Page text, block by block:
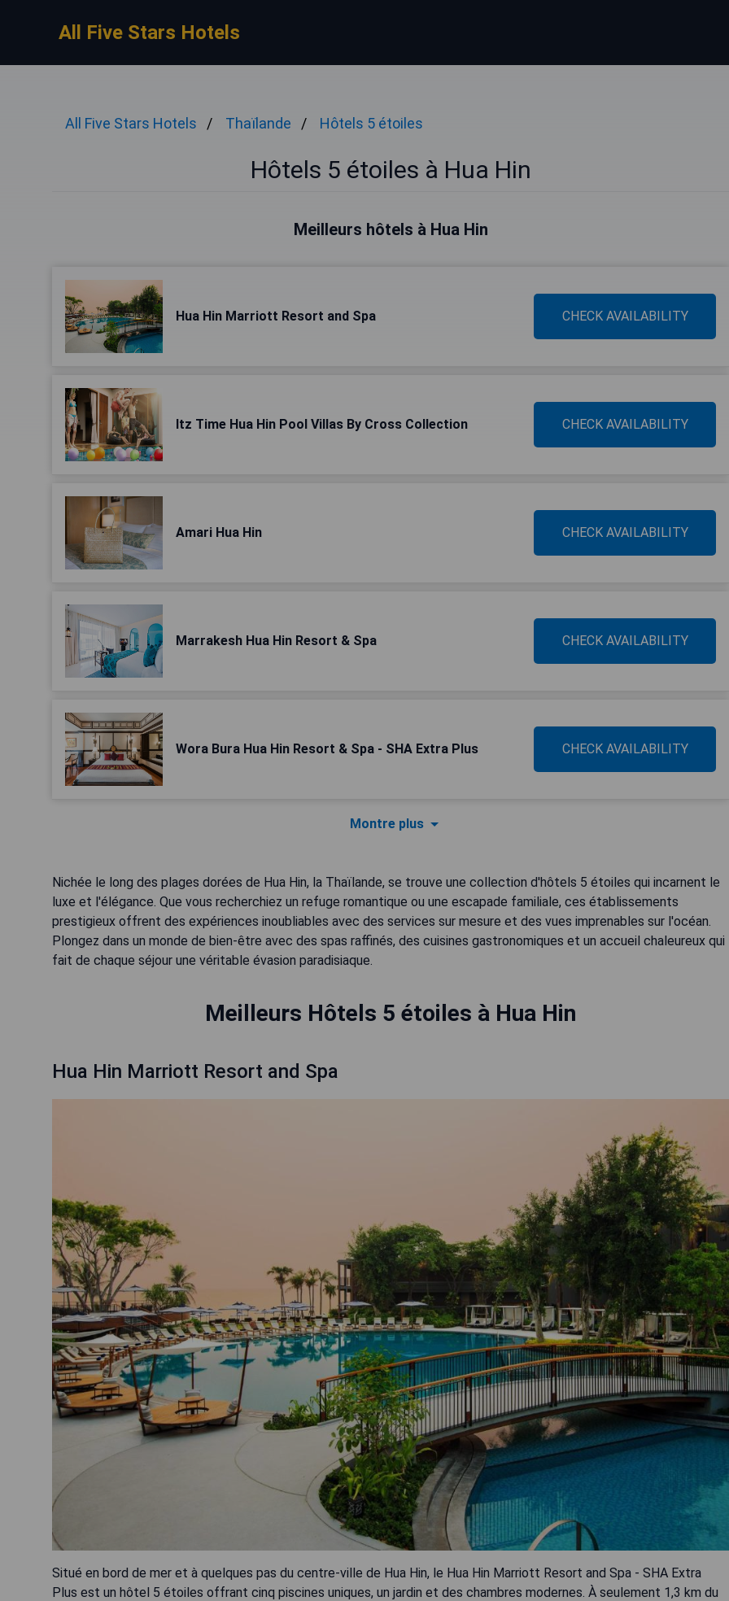
All Five Stars Hotels
All Five Stars Hotels Thaïlande Hôtels 5 étoiles
Hôtels 5 étoiles à Hua Hin
Meilleurs hôtels à Hua Hin
Hua Hin Marriott Resort and Spa CHECK AVAILABILITY
Itz Time Hua Hin Pool Villas By Cross Collection CHECK AVAILABILITY
Amari Hua Hin CHECK AVAILABILITY
Marrakesh Hua Hin Resort & Spa CHECK AVAILABILITY
Wora Bura Hua Hin Resort & Spa - SHA Extra Plus CHECK AVAILABILITY
Montre plus
Nichée le long des plages dorées de Hua Hin, la Thaïlande, se trouve une collection d'hôtels 5 étoiles qui incarnent le
luxe et l'élégance. Que vous recherchiez un refuge romantique ou une escapade familiale, ces établissements
prestigieux offrent des expériences inoubliables avec des services sur mesure et des vues imprenables sur l'océan.
Plongez dans un monde de bien-être avec des spas raffinés, des cuisines gastronomiques et un accueil chaleureux qui
fait de chaque séjour une véritable évasion paradisiaque.
Meilleurs Hôtels 5 étoiles à Hua Hin
Hua Hin Marriott Resort and Spa
Situé en bord de mer et à quelques pas du centre-ville de Hua Hin, le Hua Hin Marriott Resort and Spa - SHA Extra
Plus est un hôtel 5 étoiles offrant cinq piscines uniques, un jardin et des chambres modernes. À seulement 1,3 km du